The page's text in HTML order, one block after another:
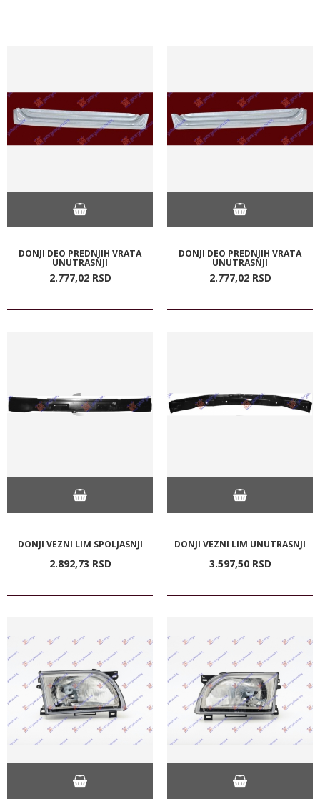
DONJI DEO PREDNJIH VRATA
UNUTRASNJI
2.777,02 RSD
DONJI DEO PREDNJIH VRATA
UNUTRASNJI
2.777,02 RSD
DONJI VEZNI LIM SPOLJASNJI
2.892,73 RSD
DONJI VEZNI LIM UNUTRASNJI
3.597,50 RSD